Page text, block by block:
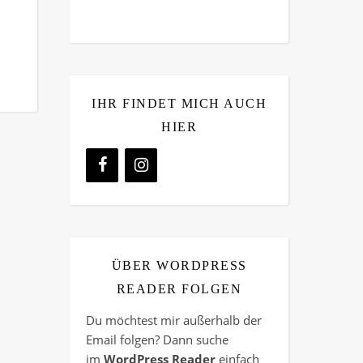
IHR FINDET MICH AUCH
HIER
ÜBER WORDPRESS
READER FOLGEN
Du möchtest mir außerhalb der
Email folgen? Dann suche
im WordPress Reader einfach